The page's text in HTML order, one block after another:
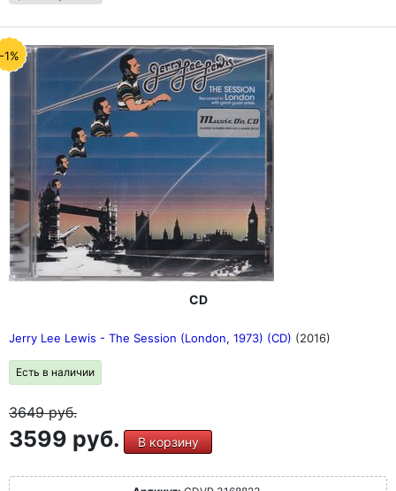
-1%
CD
Jerry Lee Lewis - The Session (London, 1973) (CD) (2016)
Есть в наличии
3649руб.
3599 руб. В корзину